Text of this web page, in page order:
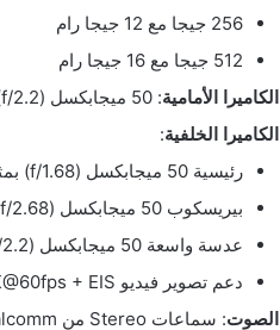
256 جيجا مع 12 جيجا رام
512 جيجا مع 16 جيجا رام
الكاميرا الأمامية: 50 ميجابكسل (f/2.2)، تصوير فيديو 4K
الكاميرا الخلفية:
رئيسية 50 ميجابكسل (f/1.68) بمثبت بصري OIS
بيريسكوب 50 ميجابكسل (f/2.68) لتقريب حتى 60X
عدسة واسعة 50 ميجابكسل (f/2.2)
دعم تصوير فيديو 4K@60fps + EIS
الصوت: سماعات Stereo من Qualcomm